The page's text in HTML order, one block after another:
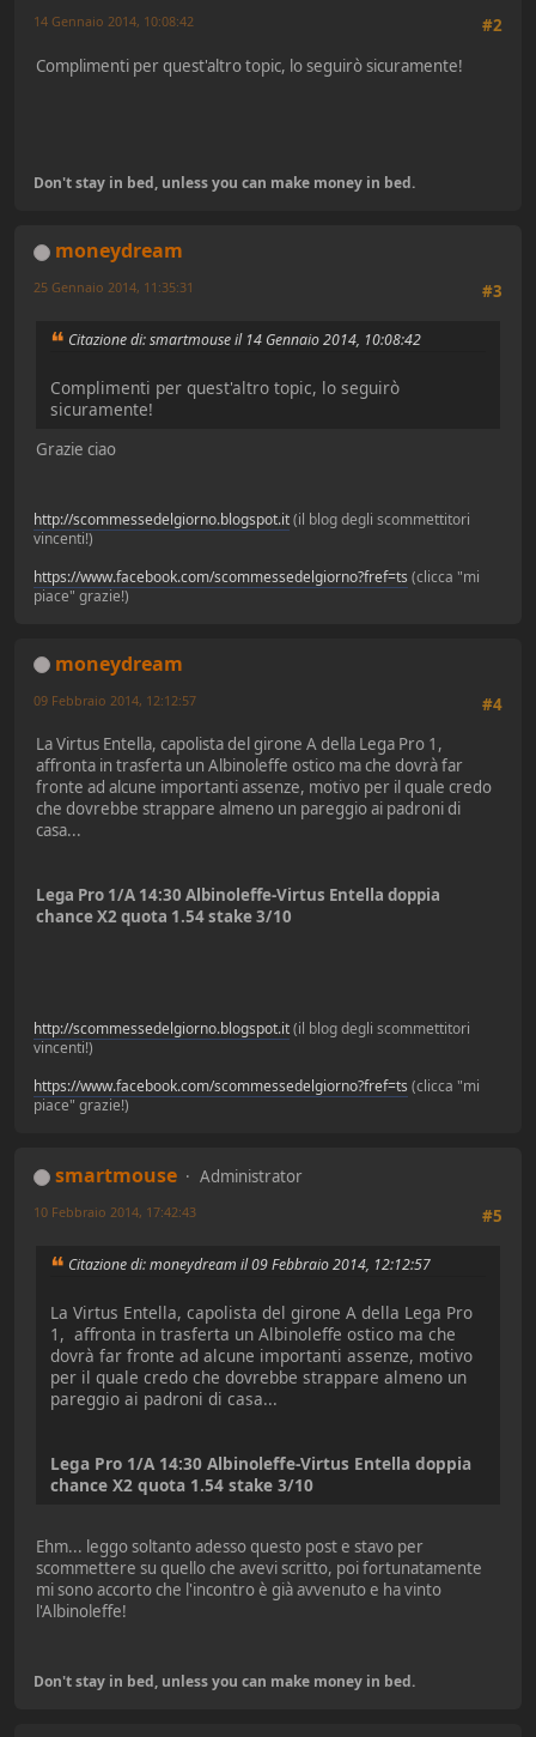
#2
14 Gennaio 2014, 10:08:42
Complimenti per quest'altro topic, lo seguirò sicuramente!
Don't stay in bed, unless you can make money in bed.
moneydream
#3
25 Gennaio 2014, 11:35:31
Citazione di: smartmouse il 14 Gennaio 2014, 10:08:42
Complimenti per quest'altro topic, lo seguirò
sicuramente!
Grazie ciao
http://scommessedelgiorno.blogspot.it(il blog degli scommettitori
vincenti!)
https://www.facebook.com/scommessedelgiorno?fref=ts (clicca "mi
piace" grazie!)
moneydream
#4
09 Febbraio 2014, 12:12:57
La Virtus Entella, capolista del girone A della Lega Pro 1,
affronta in trasferta un Albinoleffe ostico ma che dovrà far
fronte ad alcune importanti assenze, motivo per il quale credo
che dovrebbe strappare almeno un pareggio ai padroni di
casa...
Lega Pro 1/A 14:30 Albinoleffe-Virtus Entella doppia
chance X2 quota 1.54 stake 3/10
http://scommessedelgiorno.blogspot.it(il blog degli scommettitori
vincenti!)
https://www.facebook.com/scommessedelgiorno?fref=ts (clicca "mi
piace" grazie!)
smartmouse
Administrator
#5
10 Febbraio 2014, 17:42:43
Citazione di: moneydream il 09 Febbraio 2014, 12:12:57
La Virtus Entella, capolista del girone A della Lega Pro
1, affronta in trasferta un Albinoleffe ostico ma che
dovrà far fronte ad alcune importanti assenze, motivo
per il quale credo che dovrebbe strappare almeno un
pareggio ai padroni di casa...
Lega Pro 1/A 14:30 Albinoleffe-Virtus Entella doppia
chance X2 quota 1.54 stake 3/10
Ehm... leggo soltanto adesso questo post e stavo per
scommettere su quello che avevi scritto, poi fortunatamente
mi sono accorto che l'incontro è già avvenuto e ha vinto
l'Albinoleffe!
Don't stay in bed, unless you can make money in bed.